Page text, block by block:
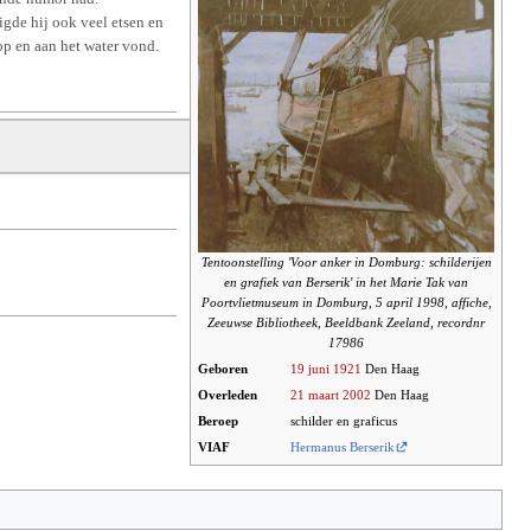
Tentoonstelling 'Voor anker in Domburg: schilderijen
en grafiek van Berserik' in het Marie Tak van
Poortvlietmuseum in Domburg, 5 april 1998, affiche,
Zeeuwse Bibliotheek, Beeldbank Zeeland, recordnr
17986
Geboren
19 juni 1921 Den Haag
Overleden
21 maart 2002 Den Haag
Beroep
schilder en graficus
VIAF
Hermanus Berserik
hij ook veel etsen en
en aan het water vond.